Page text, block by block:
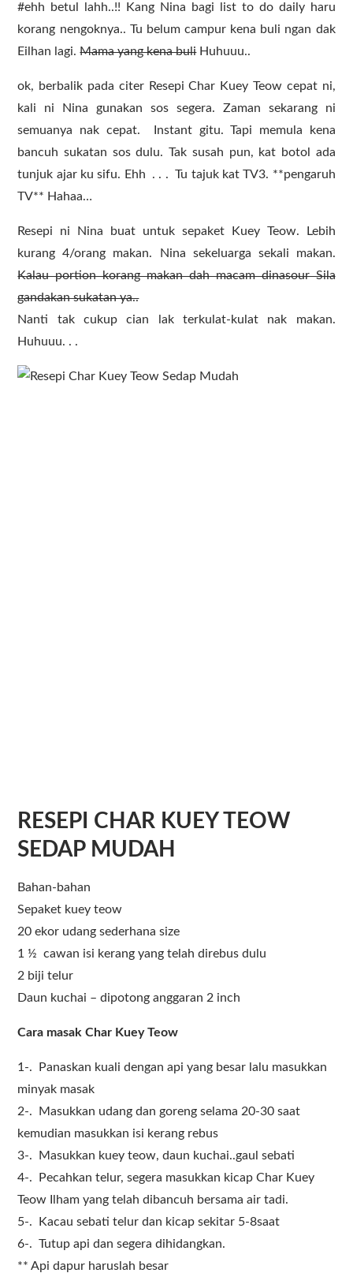
#ehh betul lahh..!! Kang Nina bagi list to do daily haru
korang nengoknya.. Tu belum campur kena buli ngan dak
Eilhan lagi.Mama yang kena buliHuhuuu..
ok, berbalik pada citer Resepi Char Kuey Teow cepat ni,
kali ni Nina gunakan sos segera. Zaman sekarang ni
semuanya nak cepat. Instant gitu. Tapi memula kena
bancuh sukatan sos dulu. Tak susah pun, kat botol ada
tunjuk ajar ku sifu. Ehh . . . Tu tajuk kat TV3. **pengaruh
TV** Hahaa…
Resepi ni Nina buat untuk sepaket Kuey Teow. Lebih
kurang 4/orang makan. Nina sekeluarga sekali makan.
Kalau portion korang makan dah macam dinasour Sila
gandakan sukatan ya..
Nanti tak cukup cian lak terkulat-kulat nak makan.
Huhuuu. . .
RESEPI CHAR KUEY TEOW
SEDAP MUDAH
Bahan-bahan
Sepaket kuey teow
20 ekor udang sederhana size
1 ½ cawan isi kerang yang telah direbus dulu
2 biji telur
Daun kuchai – dipotong anggaran 2 inch
Cara masak Char Kuey Teow
1-. Panaskan kuali dengan api yang besar lalu masukkan
minyak masak
2-. Masukkan udang dan goreng selama 20-30 saat
kemudian masukkan isi kerang rebus
3-. Masukkan kuey teow, daun kuchai..gaul sebati
4-. Pecahkan telur, segera masukkan kicap Char Kuey
Teow Ilham yang telah dibancuh bersama air tadi.
5-. Kacau sebati telur dan kicap sekitar 5-8saat
6-. Tutup api dan segera dihidangkan.
** Api dapur haruslah besar